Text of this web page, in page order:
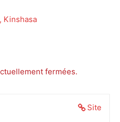
Kinshasa
fermées.
Site